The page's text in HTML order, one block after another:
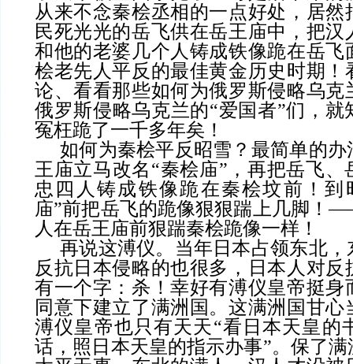
从来不念秦桧丞相的一点好处，居然
民死光光的岳飞供在岳王庙中，把汉
和他的老婆几个人铸成铁像跪在岳飞
桧老先人平反的最佳黄金历史时期！
论、看看那些如何为俄罗斯侵略乌克
俄罗斯侵略乌克兰的“爱国者”们，就
冤枉跪了一千多年矣！
如何为秦桧平反昭雪？最简单的
王庙立马改名 “秦桧庙”，再把岳飞
忠四人铸成铁像跪在秦桧坟前！到
庙”前把岳飞的跪像狠狠踹上几脚！
人在岳王庙前狠踹秦桧跪像一样！
再说这溥仪。当年日本占领东北
反抗日本侵略的也很多，日本人对反
有一个字：杀！幸好有溥仪皇帝挺身
同意下建立了满洲国。这满洲国甘心
溥仪皇帝也只有天天“看日本天皇的
话，照日本天皇的指示办事”。保了